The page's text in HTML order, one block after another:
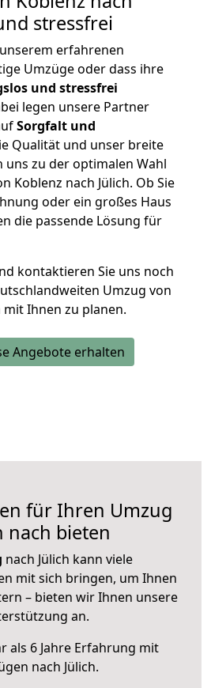
stressfrei
erfahrenen
Umzüge oder dass ihre
und stressfrei
legen unsere Partner
Sorgfalt und
Qualität und unser breite
uns zu der optimalen Wahl
Koblenz nach Jülich. Ob Sie
oder ein großes Haus
die passende Lösung für
kontaktieren Sie uns noch
Umzug von
mit Ihnen zu planen.
Angebote erhalten
für Ihren Umzug
nach bieten
nach Jülich kann viele
mit sich bringen, um Ihnen
– bieten wir Ihnen unsere
an.
als 6 Jahre Erfahrung mit
nach Jülich.